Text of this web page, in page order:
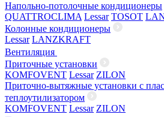
Напольно-потолочные кондиционеры
QUATTROCLIMA Lessar TOSOT
Колонные кондиционеры
Lessar LANZKRAFT
Вентиляция
Приточные установки
KOMFOVENT Lessar ZILON
Приточно-вытяжные установки с
теплоутилизатором
KOMFOVENT Lessar ZILON